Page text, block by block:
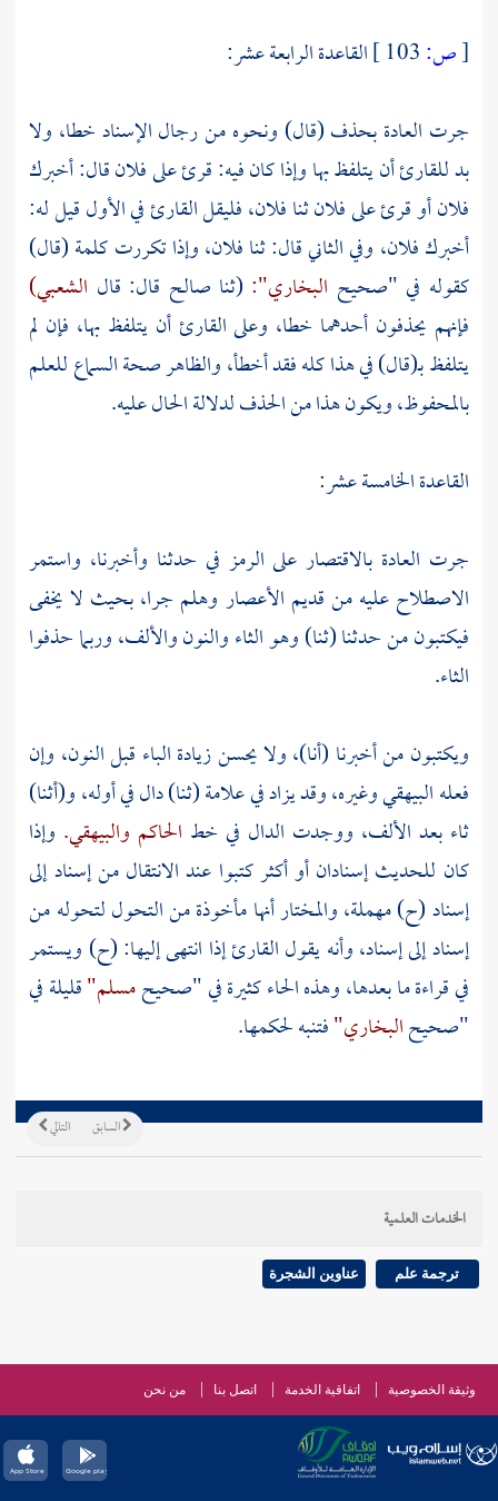
[ص:
القاعدة الرابعة عشر:
جرت العادة بحذف (قال) ونحوه من رجال الإسناد خطا، ولا
بد للقارئ أن يتلفظ بها وإذا كان فيه: قرئ على فلان قال: أخبرك
فلان أو قرئ على فلان ثنا فلان، فليقل القارئ في الأول قيل له:
أخبرك فلان، وفي الثاني قال: ثنا فلان، وإذا تكررت كلمة (قال)
كقوله في "صحيح البخاري": (ثنا صالح قال: قال الشعبي)
فإنهم يحذفون أحدهما خطا، وعلى القارئ أن يتلفظ بها، فإن لم
يتلفظ بـ(قال) في هذا كله فقد أخطأ، والظاهر صحة السماع للعلم
بالمحفوظ، ويكون هذا من الحذف لدلالة الحال عليه.
القاعدة الخامسة عشر:
جرت العادة بالاقتصار على الرمز في حدثنا وأخبرنا، واستمر
الاصطلاح عليه من قديم الأعصار وهلم جرا، بحيث لا يخفى
فيكتبون من حدثنا (ثنا) وهو الثاء والنون والألف، وربما حذفوا
الثاء.
ويكتبون من أخبرنا (أنا)، ولا يحسن زيادة الباء قبل النون، وإن
فعله البيهقي وغيره، وقد يزاد في علامة (ثنا) دال في أوله، و(أثنا)
ثاء بعد الألف، ووجدت الدال في خط الحاكم والبيهقي. وإذا
كان للحديث إسنادان أو أكثر كتبوا عند الانتقال من إسناد إلى
إسناد (ح) مهملة، والمختار أنها مأخوذة من التحول لتحوله من
إسناد إلى إسناد، وأنه يقول القارئ إذا انتهى إليها: (ح) ويستمر
في قراءة ما بعدها، وهذه الحاء كثيرة في "صحيحمسلم"قليلة في
"صحيحالبخاري"فتنبه لحكمها.
التالي السابق
الخدمات العلمية
ترجمة علم عناوين الشجرة
وثيقة الخصوصية اتفاقية الخدمة اتصل بنا من نحن